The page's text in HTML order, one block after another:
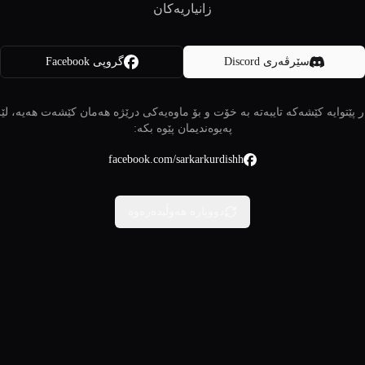
زانیاریەکان
سێرڤەری Discord گروپی Facebook
پێتوایە کێشەکە تایبەتە بە خۆت و بۆ ماوەیەکی درێژە هەمان کێشەت هەیە،
پەیوەندیمان پێوە بکە:
facebook.com/sarkarkurdishh